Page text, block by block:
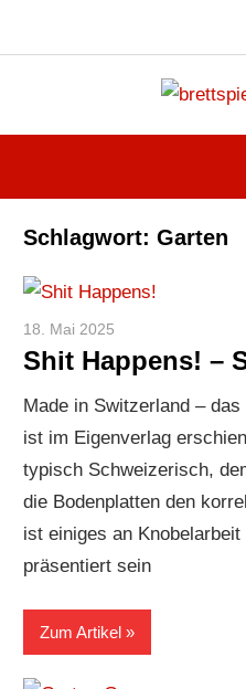
springen
mehr!
Schlagwort:Garten
18. Mai 2025
Shit Happens! –
Made in Switzerland –
ist im Eigenverlag
typisch Schweizerisch,
die Bodenplatten den
ist einiges an
präsentiert sein
Zum Artikel